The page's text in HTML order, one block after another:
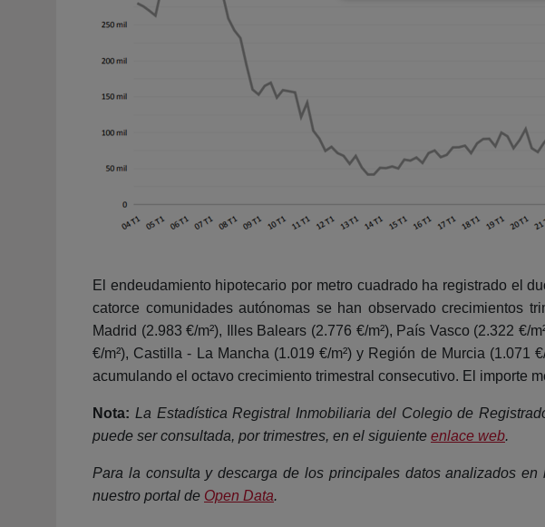
El endeudamiento hipotecario por metro cuadrado ha registrado el
catorce comunidades autónomas se han observado crecimientos
Madrid (2.983 €/m²), Illes Balears (2.776 €/m²), País Vasco (2.322
€/m²), Castilla - La Mancha (1.019 €/m²) y Región de Murcia
acumulando el octavo crecimiento trimestral consecutivo. El importe
Nota: La Estadística Registral Inmobiliaria del Colegio de
puede ser consultada, por trimestres, en el siguiente enlace web.
Para la consulta y descarga de los principales datos analizados
nuestro portal de Open Data.